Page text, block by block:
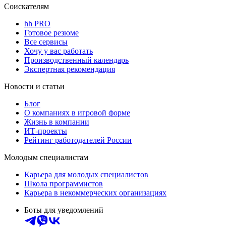
Соискателям
hh PRO
Готовое резюме
Все сервисы
Хочу у вас работать
Производственный календарь
Экспертная рекомендация
Новости и статьи
Блог
О компаниях в игровой форме
Жизнь в компании
ИТ-проекты
Рейтинг работодателей России
Молодым специалистам
Карьера для молодых специалистов
Школа программистов
Карьера в некоммерческих организациях
Боты для уведомлений